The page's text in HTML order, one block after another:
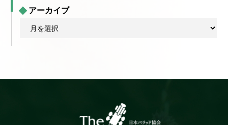
アーカイブ
ブ